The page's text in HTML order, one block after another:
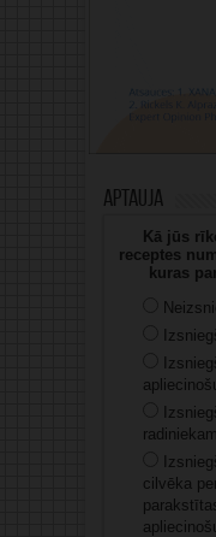
Aptauja
Kā jūs
receptes
kuras
radiniekam.
cilvēka